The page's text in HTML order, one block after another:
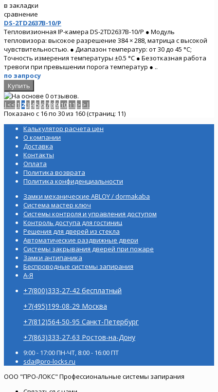
в закладки
сравнение
DS-2TD2637B-10/P
Тепловизионная IP-камера DS-2TD2637B-10/P ● Модуль
тепловизора: высокое разрешение 384 × 288, матрица с высокой
чувствительностью. ● Диапазон температур: от 30 до 45 °C;
Точность измерения температуры ±0.5 °C ● Безотказная работа
тревоги при превышении порога температур ● ..
по запросу
|<< 1 23 45 6 7 8 9 10 11 > >|
Показано с 16 по 30 из 160 (страниц: 11)
Калькулятор расчета цен
О компании
Доставка
Контакты
Оплата
Политика возврата
Политика конфиденциальности
Замки механические ABLOY / dormakaba
Система мастер ключ
Системы контроля и управления доступом
Контроль доступа для гостиниц
Решения для дверей из стекла
Автоматические раздвижные двери
Системы закрывания дверей при пожаре
Замки антипаника
Беспроводные системы запирания
А-Я
+7(800)333-27-42 бесплатный
+7(495)199-08-29 Москва
+7(812)564-50-95 Санкт-Петербург
+7(863)333-27-63 Ростов-на-Дону
9:00 - 17:00 ПН-ЧТ, 8:00 - 16:00 ПТ
sda@pro-locks.ru
ООО "ПРО-ЛОКС" Профессиональные системы запирания